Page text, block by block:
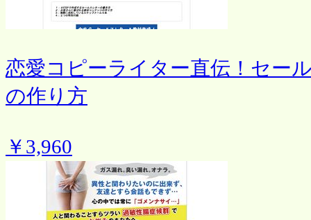
恋愛コピーライター直伝！セー
の作り方
￥3,960